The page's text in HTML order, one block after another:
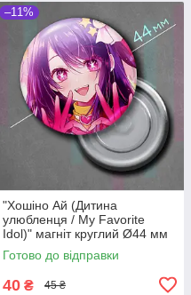
–11%
"Хошіно Ай (Дитина
улюбленця / My Favorite
Idol)" магніт круглий Ø44 мм
Готово до відправки
40 ₴ 45 ₴